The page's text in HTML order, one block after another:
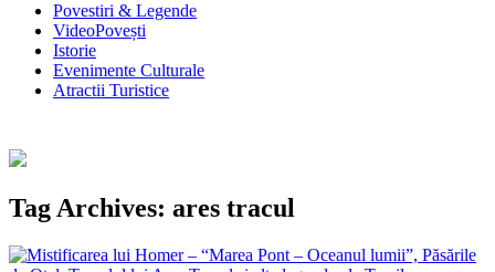
Povestiri & Legende
VideoPovești
Istorie
Evenimente Culturale
Atractii Turistice
Tag Archives: ares tracul